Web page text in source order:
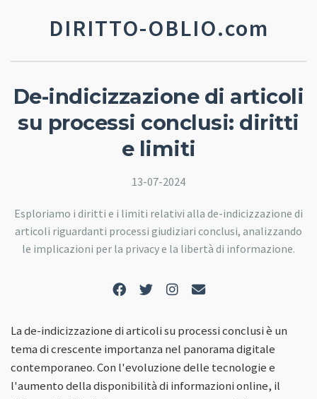
DIRITTO-OBLIO.com
De-indicizzazione di articoli
su processi conclusi: diritti
e limiti
13-07-2024
Esploriamo i diritti e i limiti relativi alla de-indicizzazione di
articoli riguardanti processi giudiziari conclusi, analizzando
le implicazioni per la privacy e la libertà di informazione.
La de-indicizzazione di articoli su processi conclusi è un
tema di crescente importanza nel panorama digitale
contemporaneo. Con l'evoluzione delle tecnologie e
l'aumento della disponibilità di informazioni online, il